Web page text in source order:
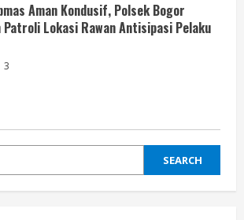
Aman Kondusif, Polsek Bogor
Patroli Lokasi Rawan Antisipasi Pelaku
3
SEARCH